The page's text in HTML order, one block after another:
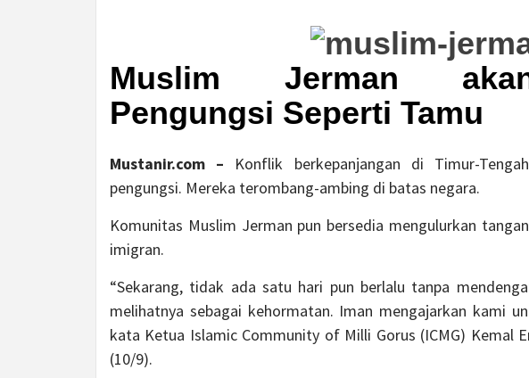
Muslim Jerman
Pengungsi Seperti Tamu
Mustanir.com – Konflik berkepanjangan di Timur-
pengungsi. Mereka terombang-ambing di batas negara.
Komunitas Muslim Jerman pun bersedia mengulurkan
imigran.
“Sekarang, tidak ada satu hari pun berlalu tanpa
melihatnya sebagai kehormatan. Iman mengajarkan kami
kata Ketua Islamic Community of Milli Gorus (ICMG) Kemal
(10/9).